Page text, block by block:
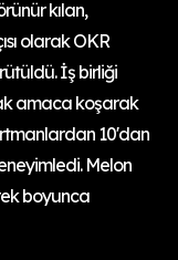
kılan,
olarak OKR
İş birliği
amaca koşarak
10'dan
Melon
boyunca